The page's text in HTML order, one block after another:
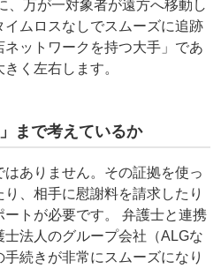
、万が一対象者が遠方へ移動し
ムロスなしでスムーズに追跡
ットワークを持つ大手」であ
く左右します。
まで考えているか
はありません。その証拠を使っ
、相手に慰謝料を請求したり
トが必要です。 弁護士と連携
法人のグループ会社（ALGな
続きが非常にスムーズになり